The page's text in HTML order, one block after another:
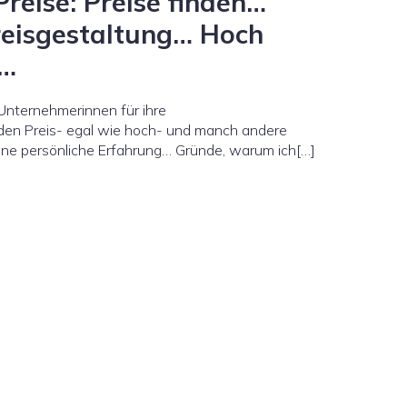
Hoch
für ihre
Preis- egal wie hoch- und manch andere
persönliche Erfahrung… Gründe, warum ich[…]